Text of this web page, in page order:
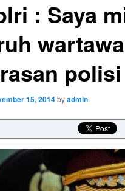
: Saya
polisi
15, 2014byadmin